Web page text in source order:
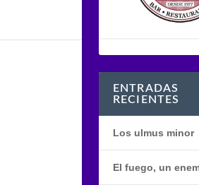
ENTRADAS
RECIENTES
Los ulmus minor
El fuego, un